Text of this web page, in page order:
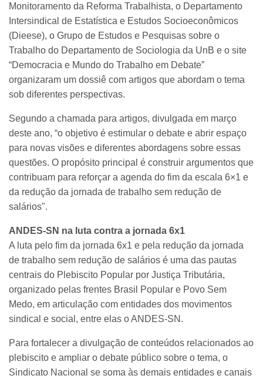
Monitoramento da Reforma Trabalhista, o Departamento
Intersindical de Estatística e Estudos Socioeconômicos
(Dieese), o Grupo de Estudos e Pesquisas sobre o
Trabalho do Departamento de Sociologia da UnB e o site
“Democracia e Mundo do Trabalho em Debate”
organizaram um dossiê com artigos que abordam o tema
sob diferentes perspectivas.
Segundo a chamada para artigos, divulgada em março
deste ano, “o objetivo é estimular o debate e abrir espaço
para novas visões e diferentes abordagens sobre essas
questões. O propósito principal é construir argumentos que
contribuam para reforçar a agenda do fim da escala 6×1 e
da redução da jornada de trabalho sem redução de
salários".
ANDES-SN na luta contra a jornada 6x1
A luta pelo fim da jornada 6x1 e pela redução da jornada
de trabalho sem redução de salários é uma das pautas
centrais do Plebiscito Popular por Justiça Tributária,
organizado pelas frentes Brasil Popular e Povo Sem
Medo, em articulação com entidades dos movimentos
sindical e social, entre elas o ANDES-SN.
Para fortalecer a divulgação de conteúdos relacionados ao
plebiscito e ampliar o debate público sobre o tema, o
Sindicato Nacional se soma às demais entidades e canais